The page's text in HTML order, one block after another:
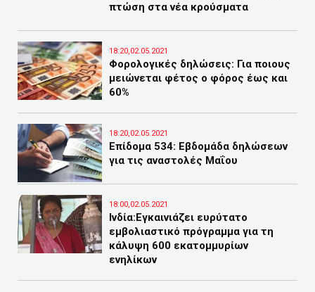
πτώση στα νέα κρούσματα
18:20,02.05.2021
Φορολογικές δηλώσεις: Για ποιους
μειώνεται φέτος ο φόρος έως και
60%
18:20,02.05.2021
Επίδομα 534: Εβδομάδα δηλώσεων
για τις αναστολές Μαΐου
18:00,02.05.2021
Ινδία:Εγκαινιάζει ευρύτατο
εμβολιαστικό πρόγραμμα για τη
κάλυψη 600 εκατομμυρίων
ενηλίκων